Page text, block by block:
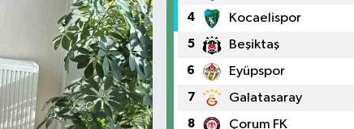
4 Kocaelispor
5 Beşiktaş
6 Eyüpspor
7 Galatasaray
8 Çorum FK